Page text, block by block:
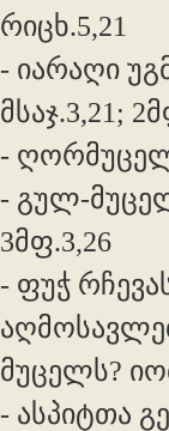
რიცხ.5,21
- იარაღი
მსაჯ.3,21;
-
- გულ-
3მფ.3,26
- ფუჭ
მუცელს?
- ასპიტთა